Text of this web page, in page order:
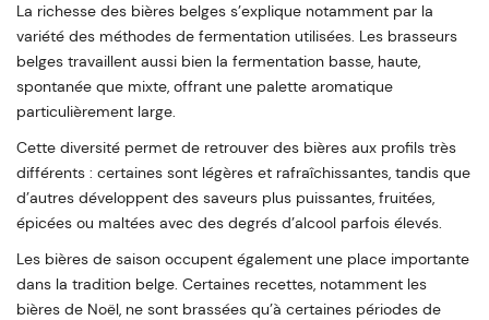
La richesse des bières belges s’explique notamment par la
variété des méthodes de fermentation utilisées. Les brasseurs
belges travaillent aussi bien la fermentation basse, haute,
spontanée que mixte, offrant une palette aromatique
particulièrement large.
Cette diversité permet de retrouver des bières aux profils très
différents : certaines sont légères et rafraîchissantes, tandis que
d’autres développent des saveurs plus puissantes, fruitées,
épicées ou maltées avec des degrés d’alcool parfois élevés.
Les bières de saison occupent également une place importante
dans la tradition belge. Certaines recettes, notamment les
bières de Noël, ne sont brassées qu’à certaines périodes de